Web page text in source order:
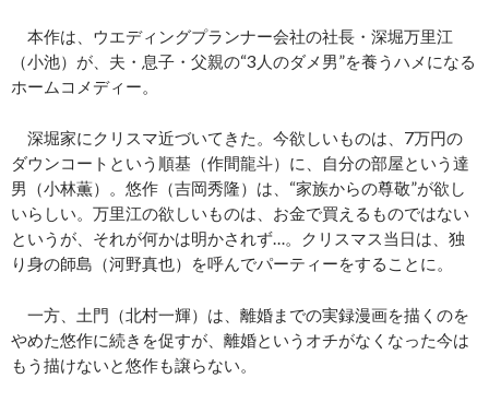
本作は、ウエディングプランナー会社の社長・深堀万里江
（小池）が、夫・息子・父親の“3人のダメ男”を養うハメになる
ホームコメディー。
深堀家にクリスマ近づいてきた。今欲しいものは、7万円の
ダウンコートという順基（作間龍斗）に、自分の部屋という達
男（小林薫）。悠作（吉岡秀隆）は、“家族からの尊敬”が欲し
いらしい。万里江の欲しいものは、お金で買えるものではない
というが、それが何かは明かされず…。クリスマス当日は、独
り身の師島（河野真也）を呼んでパーティーをすることに。
一方、土門（北村一輝）は、離婚までの実録漫画を描くのを
やめた悠作に続きを促すが、離婚というオチがなくなった今は
もう描けないと悠作も譲らない。